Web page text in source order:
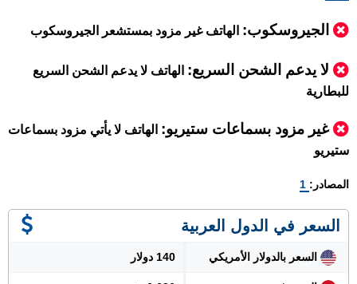
الجيروسكوب: الهاتف غير مزود بمستشعر الجيروسكوب
لا يدعم الشحن السريع: الهاتف لا يدعم الشحن السريع
للبطارية
غير مزود بسماعات ستيريو: الهاتف لا يأتي مزود بسماعات
ستيريو
المصادر: 1
السعر في الدول العربية
السعر بالدولار الأمريكي 140 دولار